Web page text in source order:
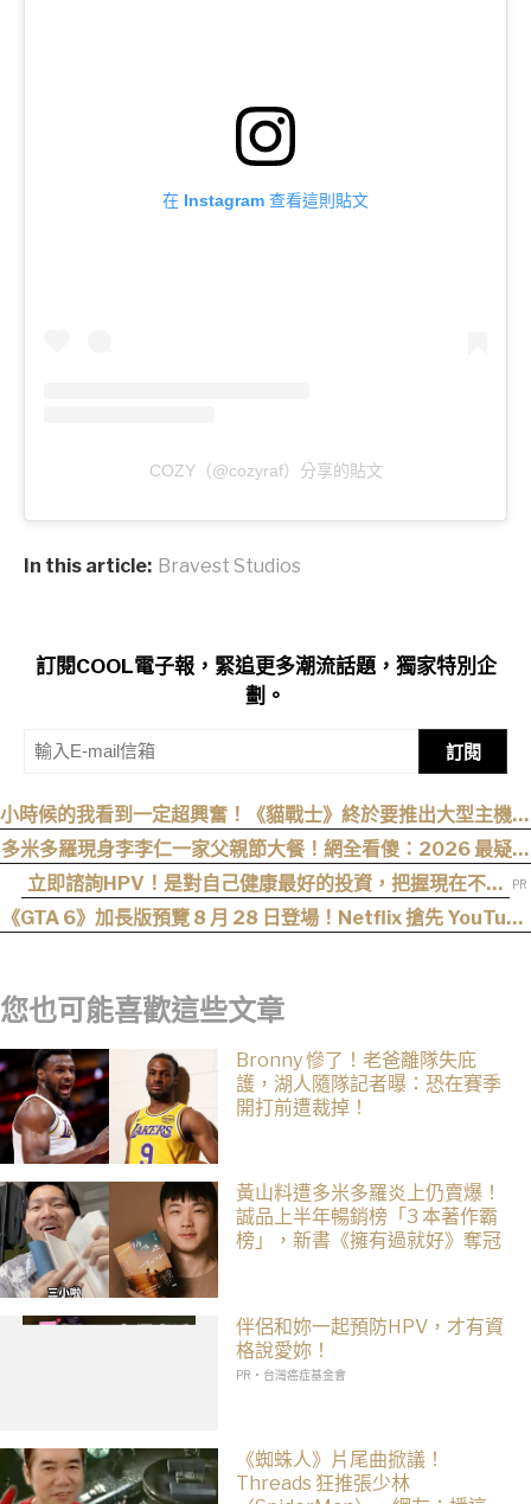
在 Instagram 查看這則貼文
COZY（@cozyraf）分享的貼文
In this article: Bravest Studios
訂閱COOL電子報，緊追更多潮流話題，獨家特別企
劃。
訂閱
小時候的我看到一定超興奮！《貓戰士》終於要推出大型主機遊
戲！《Warrior Cats: Clans of the Forest》今年秋季登場，
自創貓咪加入四大部族冒險
多米多羅現身李李仁一家父親節大餐！網全看傻：2026 最疑惑
的一篇文
立即諮詢HPV！是對自己健康最好的投資，把握現在不嫌
晚！
《GTA 6》加長版預覽 8 月 28 日登場！Netflix 搶先 YouTube
您也可能喜歡這些文章
Bronny 慘了！老爸離隊失庇
護，湖人隨隊記者曝：恐在賽季
開打前遭裁掉！
黃山料遭多米多羅炎上仍賣爆！
誠品上半年暢銷榜「3 本著作霸
榜」，新書《擁有過就好》奪冠
伴侶和妳一起預防HPV，才有資
格說愛妳！
PR・台灣癌症基金會
《蜘蛛人》片尾曲掀議！
Threads 狂推張少林